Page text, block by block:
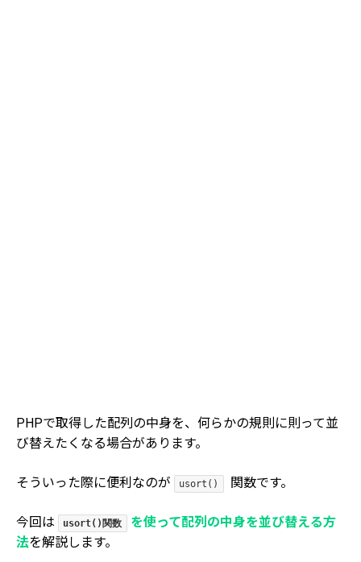
PHPで取得した配列の中身を、何らかの規則に則って並
び替えたくなる場合があります。
そういった際に便利なのが usort() 関数です。
今回は usort()関数
を使って配列の中身を並び替える方
法を解説します。